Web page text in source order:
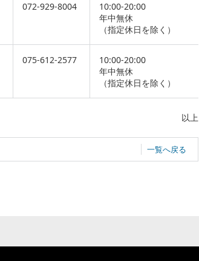
072-929-8004
10:00-20:00
年中無休
（指定休日を除く）
075-612-2577
10:00-20:00
年中無休
（指定休日を除く）
以上
一覧へ戻る